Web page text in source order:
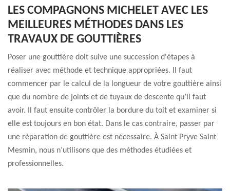
LES COMPAGNONS MICHELET AVEC LES
MEILLEURES MÉTHODES DANS LES
TRAVAUX DE GOUTTIÈRES
Poser une gouttière doit suive une succession d'étapes à
réaliser avec méthode et technique appropriées. Il faut
commencer par le calcul de la longueur de votre gouttière ainsi
que du nombre de joints et de tuyaux de descente qu’il faut
avoir. Il faut ensuite contrôler la bordure du toit et examiner si
elle est toujours en bon état. Dans le cas contraire, passer par
une réparation de gouttière est nécessaire. À Saint Pryve Saint
Mesmin, nous n’utilisons que des méthodes étudiées et
professionnelles.